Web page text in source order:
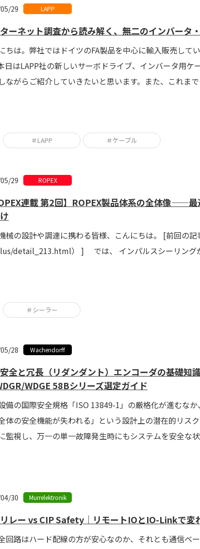
29 LAPP
ーネット調査から読み解く、無二のインバータ
ちは。弊社ではドイツのFA製品を中心に輸入販売し
日はLAPP社の新しいサーボドライブ、インバータ用
ながらご紹介していきたいと思います。また、これま
＃LAPP ＃ケーブル
29 ROPEX
連載 第2回】ROPEX製品体系の全体像——
械の設計や調達に携わる皆様、こんにちは。 [前回
detail_213.html） ] では、 インパルスシーリング
＃シーラー
28 Wachendorff
全と冗長（リダンダント）エンコーダの基礎
WDGE 58Bシリーズ選定ガイド
備の国際安全規格「ISO 13849-1」の厳格化が進むな
体の安全機能が失われる」という設計上の潜在的リス
監視し、万一の単一故障発生時にもシステムを安全な
30 Murrelektronik
レー vs CIP Safety｜リモートIOとIO-Linkで変
全回路はハード配線の方が安心なのか、それとも通信ベ